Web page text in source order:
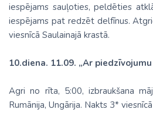
iespējams sauļoties, peldēties
iespējams pat redzēt delfīnus.
viesnīcā Saulainajā krastā.
10.diena. 11.09. „Ar
Agri no rīta, 5:00, izbraukšana
Rumānija, Ungārija. Nakts 3*